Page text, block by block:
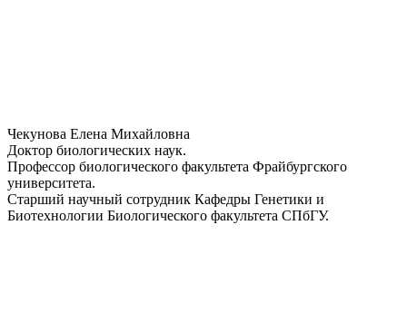
Чекунова Елена Михайловна
Доктор биологических наук.
Профессор биологического факультета Фрайбургского
университета.
Старший научный сотрудник Кафедры Генетики и
Биотехнологии Биологического факультета СПбГУ.